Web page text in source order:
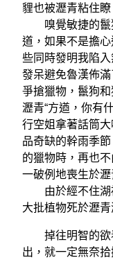
貍也被瀝青粘住瞭
嗅覺敏捷的鬣
道，如果不是擔
些同時發明我陷
發呆避免魯漢佈
爭搶獵物，鬣狗
瀝青“方遒，你有
行空姐拿著話筒
品奇缺的幹雨季
的獵物時，再也
一破例地喪生於瀝
由於經不住湖
大批植物死於瀝青
掉往明智的欲
出，就一定無奈